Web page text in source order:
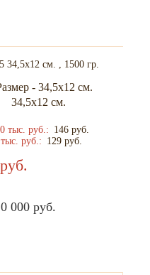
34,5х12 см.
тыс. руб.: 146 руб.
руб.: 129 руб.
руб.
000 руб.